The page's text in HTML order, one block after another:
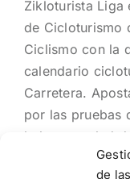
de
Zikloturista Liga
de Cicloturismo
Ciclismo con la
calendario
Carretera.
por las pruebas
la buena salud